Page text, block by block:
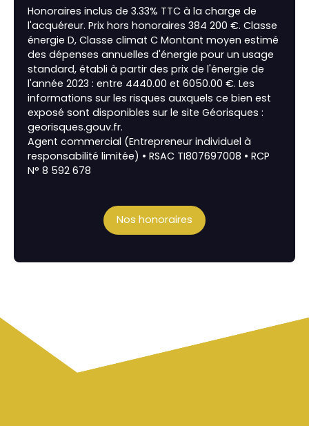
Honoraires inclus de 3.33% TTC à la charge de
l'acquéreur. Prix hors honoraires 384 200 €. Classe
énergie D, Classe climat C Montant moyen estimé
des dépenses annuelles d'énergie pour un usage
standard, établi à partir des prix de l'énergie de
l'année 2023 : entre 4440.00 et 6050.00 €. Les
informations sur les risques auxquels ce bien est
exposé sont disponibles sur le site Géorisques :
georisques.gouv.fr.
Agent commercial (Entrepreneur individuel à
responsabilité limitée) • RSAC TI807697008 • RCP
N° 8 592 678
Nos honoraires